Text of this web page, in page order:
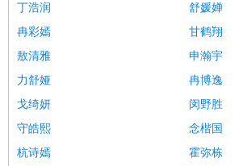
丁浩润
舒媛婵
冉彩嫣
甘鹤翔
敖清雅
申瀚宇
力舒娅
冉博逸
戈绮妍
闵野胜
守皓熙
念楷国
杭诗嫣
霍弥栋